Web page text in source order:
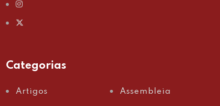
Categorias
Artigos Assembleia